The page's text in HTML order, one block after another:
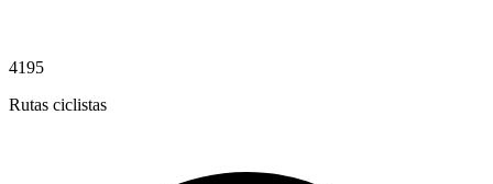
4195
Rutas ciclistas